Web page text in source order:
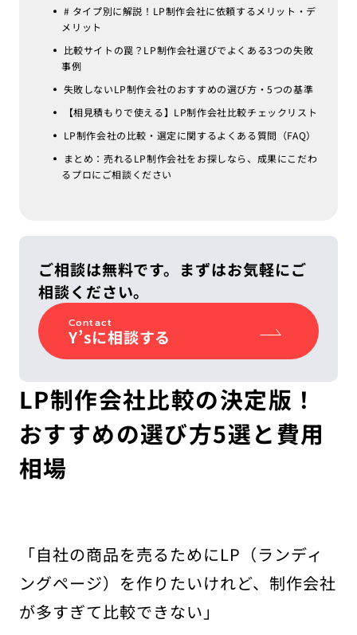
# タイプ別に解説！LP制作会社に依頼するメリット・デ
メリット
比較サイトの罠？LP制作会社選びでよくある3つの失敗
事例
失敗しないLP制作会社のおすすめの選び方・5つの基準
【相見積もりで使える】LP制作会社比較チェックリスト
LP制作会社の比較・選定に関するよくある質問（FAQ）
まとめ：売れるLP制作会社をお探しなら、成果にこだわ
るプロにご相談ください
ご相談は無料です。まずはお気軽にご
相談ください。
Contact
Y’sに相談する
LP制作会社比較の決定版！
おすすめの選び方5選と費用
相場
「自社の商品を売るためにLP（ランディ
ングページ）を作りたいけれど、制作会社
が多すぎて比較できない」